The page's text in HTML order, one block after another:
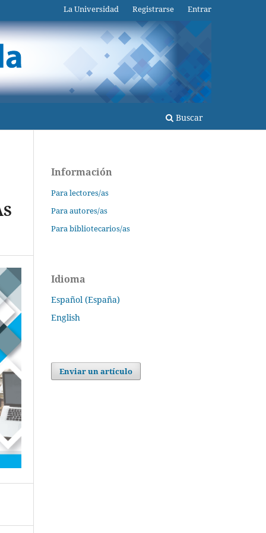
Buscar
La Universidad Registrarse Entrar
Información
Para lectores/as
Para autores/as
Para bibliotecarios/as
Idioma
Español (España)
English
Enviar un artículo